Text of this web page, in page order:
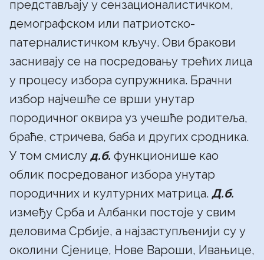
представљају у сензационалистичком,
демографском или патриотско-
патерналистичком кључу. Ови бракови
заснивају се на посредовању трећих лица
у процесу избора супружника. Брачни
избор најчешће се врши унутар
породичног оквира уз учешће родитеља,
браће, стричева, баба и других сродника.
У том смислу д.б. функционише као
облик посредованог избора унутар
породичних и културних матрица. Д.б.
између Срба и Албанки постоје у свим
деловима Србије, а најзаступљенији су у
околини Сјенице, Нове Вароши, Ивањице,